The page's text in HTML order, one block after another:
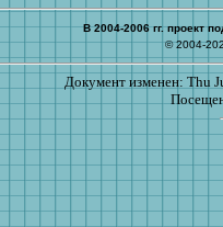
В 2004-2006 гг. проект
© 2004-
Документ изменен: Thu